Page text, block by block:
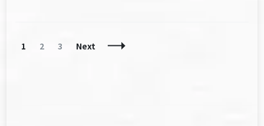
Posts
Page
1 Page
2 Page
3 Next